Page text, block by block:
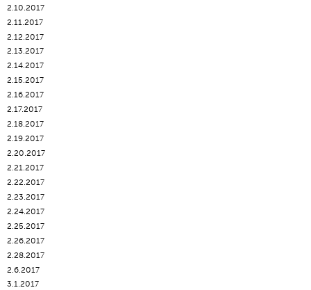
2.10.2017
2.11.2017
2.12.2017
2.13.2017
2.14.2017
2.15.2017
2.16.2017
2.17.2017
2.18.2017
2.19.2017
2.20.2017
2.21.2017
2.22.2017
2.23.2017
2.24.2017
2.25.2017
2.26.2017
2.28.2017
2.6.2017
3.1.2017